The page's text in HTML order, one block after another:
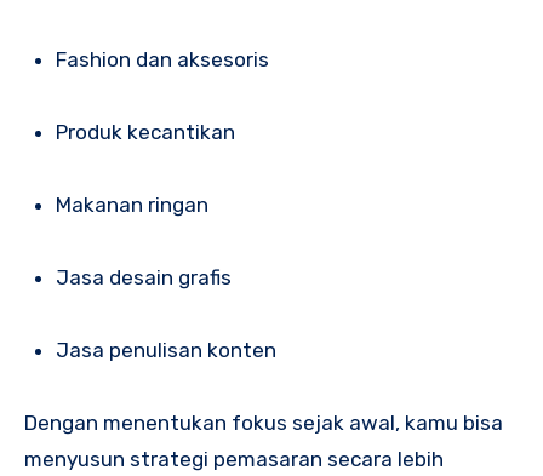
Fashion dan aksesoris
Produk kecantikan
Makanan ringan
Jasa desain grafis
Jasa penulisan konten
Dengan menentukan fokus sejak awal, kamu bisa
menyusun strategi pemasaran secara lebih